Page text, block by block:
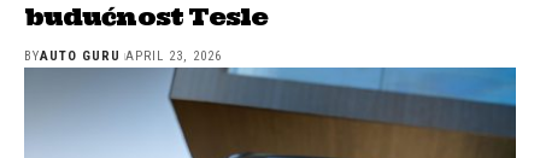
budućnost Tesle
BYAUTO GURU APRIL 23, 2026